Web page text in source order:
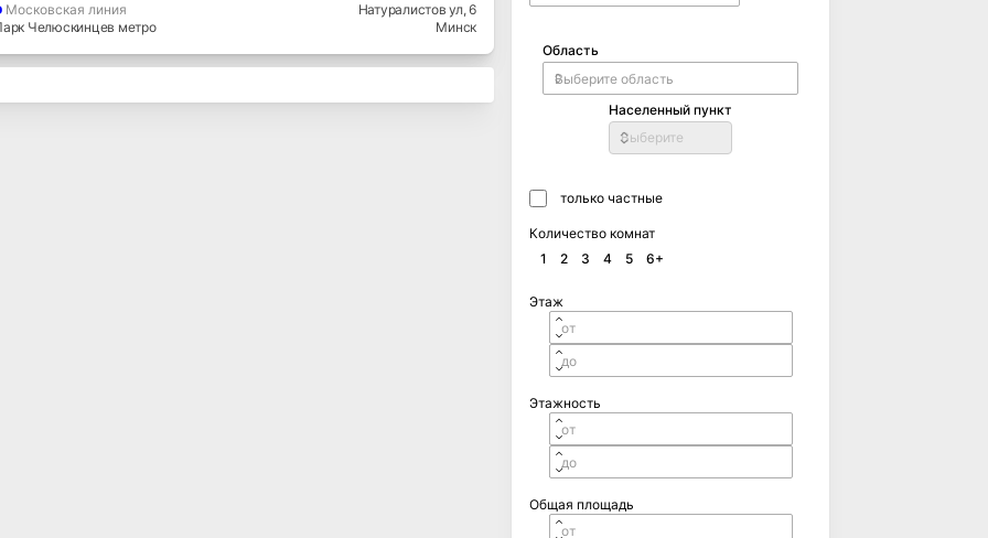
Московская линия
Челюскинцев метро
Натуралистов ул, 6
Минск
Область
Населенный пункт
Выберите
только частные
Количество комнат
1
2 3 4 5 6+
Этаж
Этажность
Общая площадь